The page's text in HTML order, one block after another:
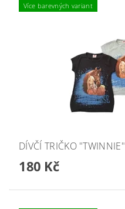
Více barevných variant
DÍVČÍ TRIČKO "TWINNIE"
180 Kč